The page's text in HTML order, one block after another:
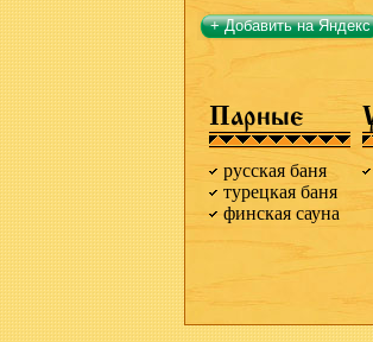
+ Добавить на Яндекс
Парные
русская баня
турецкая баня
финская сауна